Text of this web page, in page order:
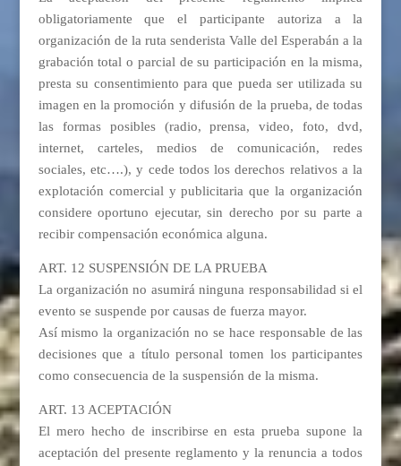
obligatoriamente que el participante autoriza a la
organización de la ruta senderista Valle del Esperabán a la
grabación total o parcial de su participación en la misma,
presta su consentimiento para que pueda ser utilizada su
imagen en la promoción y difusión de la prueba, de todas
las formas posibles (radio, prensa, video, foto, dvd,
internet, carteles, medios de comunicación, redes
sociales, etc….), y cede todos los derechos relativos a la
explotación comercial y publicitaria que la organización
considere oportuno ejecutar, sin derecho por su parte a
recibir compensación económica alguna.
ART. 12 SUSPENSIÓN DE LA PRUEBA
La organización no asumirá ninguna responsabilidad si el
evento se suspende por causas de fuerza mayor.
Así mismo la organización no se hace responsable de las
decisiones que a título personal tomen los participantes
como consecuencia de la suspensión de la misma.
ART. 13 ACEPTACIÓN
El mero hecho de inscribirse en esta prueba supone la
aceptación del presente reglamento y la renuncia a todos